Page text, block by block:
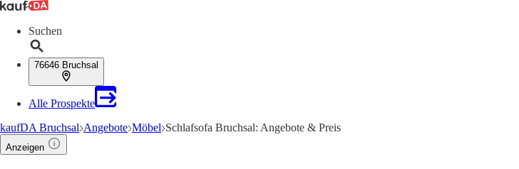
Suchen
76646 Bruchsal
Alle Prospekte
kaufDA Bruchsal Angebote Möbel Schlafsofa Bruchsal: Angebote & Preis
Anzeigen